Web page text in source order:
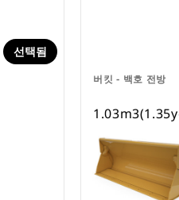
선택됨
버킷 - 백호 전방